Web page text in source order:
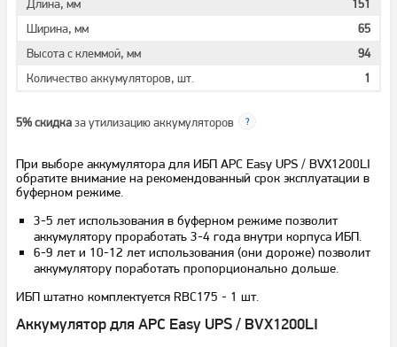
Длина, мм
151
Ширина, мм
65
Высота с клеммой, мм
94
Количество аккумуляторов, шт.
1
5% скидказа утилизацию аккумуляторов
При выборе аккумулятора для ИБП APC Easy UPS / BVX1200LI
обратите внимание на рекомендованный срок эксплуатации в
буферном режиме.
3-5 лет использования в буферном режиме позволит
аккумулятору проработать 3-4 года внутри корпуса ИБП.
6-9 лет и 10-12 лет использования (они дороже) позволит
аккумулятору поработать пропорционально дольше.
ИБП штатно комплектуется RBC175 - 1 шт.
Аккумулятор для APC Easy UPS / BVX1200LI